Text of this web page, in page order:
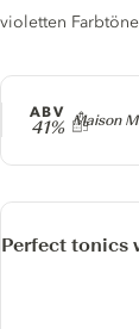
Producer
Maison
ABV
41%
violetten
Perfect tonics